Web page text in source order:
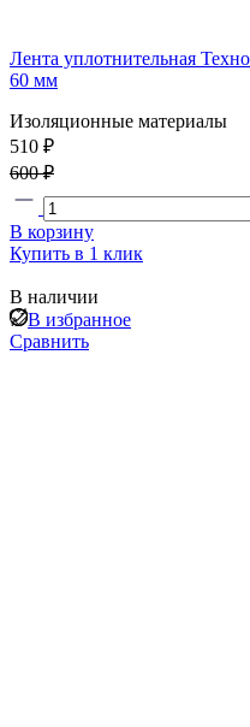
Лента уплотнительная
60 мм
Изоляционные материалы
510 ₽
600 ₽
В корзину
Купить в 1 клик
В наличии
В избранное
Сравнить